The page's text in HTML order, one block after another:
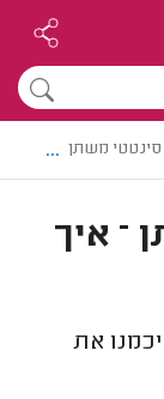
משתן – איך
...
– איך
את